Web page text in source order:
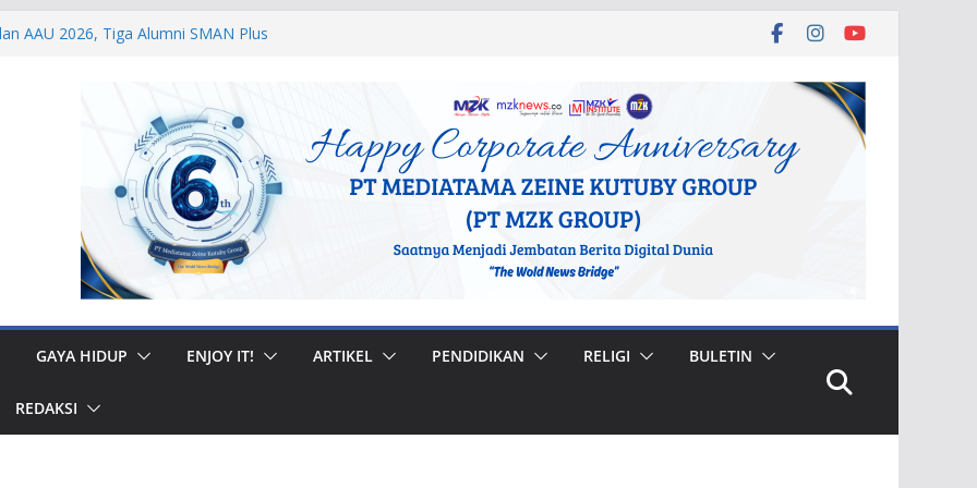
AAU 2026, Tiga Alumni SMAN Plus
Akpol Dampingi Siswa Sekolah
Bhakti 2026
Prajurit, Kodaeral V Hadiri Syukuran
Surabaya
Personel Lanud Sulaiman
Peserta World Boomerang Championship
GAYA HIDUP ENJOY IT! ARTIKEL PENDIDIKAN RELIGI BULETIN
REDAKSI